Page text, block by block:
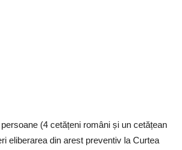
(4 cetățeni români și un cetățean
eliberarea din arest preventiv la Curtea